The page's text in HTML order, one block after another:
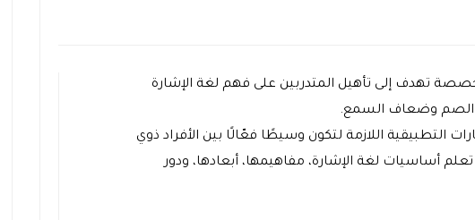
تهدف إلى تأهيل المتدربين على فهم لغة الإشارة
الصم وضعاف السمع.
التطبيقية اللازمة لتكون وسيطًا فعّالًا بين الأفراد ذوي
أساسيات لغة الإشارة، مفاهيمها، أبعادها، ودور